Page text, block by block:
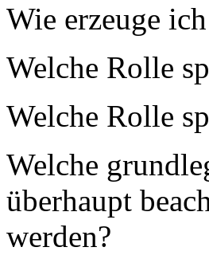
Wie erzeuge
Welche Rolle
Welche Rolle
Welche
überhaupt
werden?